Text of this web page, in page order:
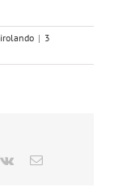
| 3
Vk Email